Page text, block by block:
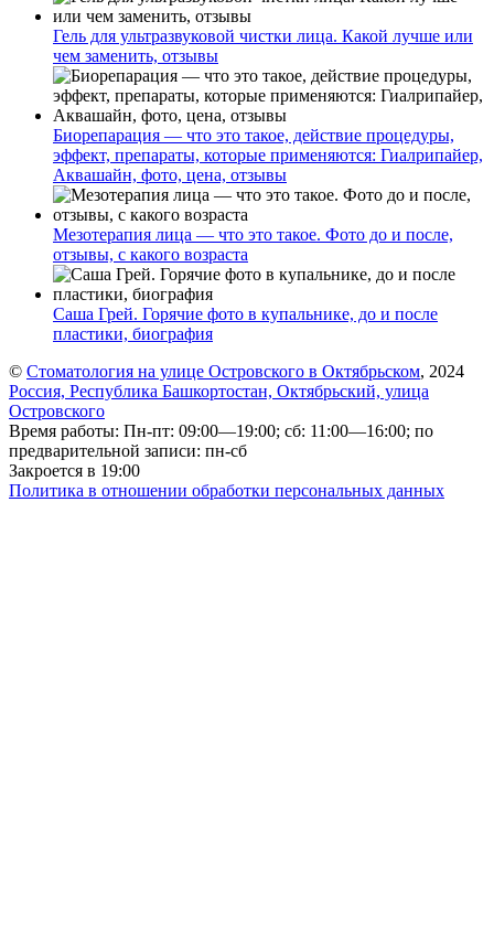
Гель для ультразвуковой чистки лица. Какой лучше или
чем заменить, отзывы
Биорепарация — что это такое, действие процедуры,
эффект, препараты, которые применяются: Гиалрипайер,
Аквашайн, фото, цена, отзывы
Мезотерапия лица — что это такое. Фото до и после,
отзывы, с какого возраста
Саша Грей. Горячие фото в купальнике, до и после
пластики, биография
© Стоматология на улице Островского в Октябрьском, 2024
Россия, Республика Башкортостан, Октябрьский, улица
Островского
Время работы: Пн-пт: 09:00—19:00; сб: 11:00—16:00; по
предварительной записи: пн-сб
Закроется в 19:00
Политика в отношении обработки персональных данных